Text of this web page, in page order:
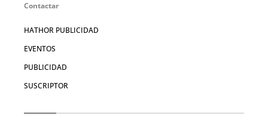
Contactar
HATHOR PUBLICIDAD
EVENTOS
PUBLICIDAD
SUSCRIPTOR